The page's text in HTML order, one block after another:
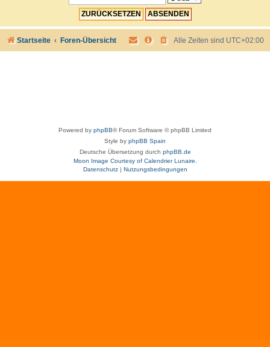
Startseite Foren-Übersicht Alle Zeiten sind UTC+02:00
Powered by phpBB® Forum Software © phpBB Limited
Style by phpBB Spain
Deutsche Übersetzung durch phpBB.de
Moon Image Courtesy of Calendrier Lunaire.
Datenschutz| Nutzungsbedingungen